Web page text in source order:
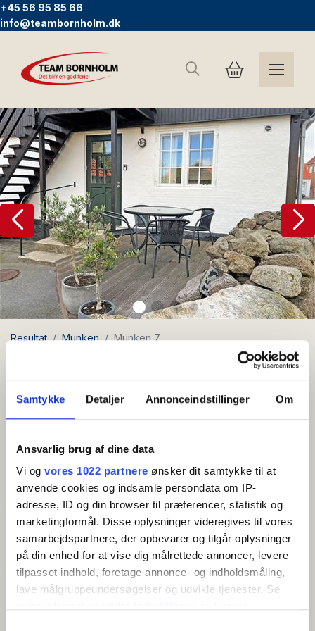
Samtykke Detaljer Annonceindstillinger Om
Ansvarlig brug af dine data
Vi og vores 1022 partnere ønsker dit samtykke til at
anvende cookies og indsamle persondata om IP-
adresse, ID og din browser til præferencer, statistik og
marketingformål. Disse oplysninger videregives til vores
samarbejdspartnere, der opbevarer og tilgår oplysninger
på din enhed for at vise dig målrettede annoncer, levere
tilpasset indhold, foretage annonce- og indholdsmåling,
lave målgruppeundersøgelser og udvikle tjenester. Se
+45 56 95 85 66
info@teambornholm.dk
Sök
Resultat Munken Munken 7
Munken 7 - Ferielejlighed for 2-4
personer
Nyhet 2026Gratis wifi I stan
BEKVÄMLIGHETER
Kapacitet
Antal bäddar:
Bra att veta
Ankomstdag (högsäsong): Måndag